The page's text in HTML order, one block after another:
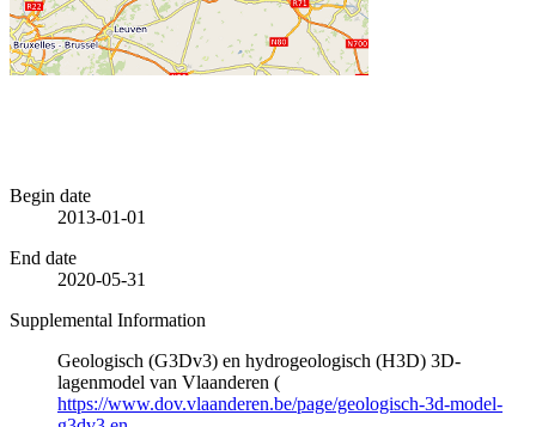
Begin date
2013-01-01
End date
2020-05-31
Supplemental Information
Geologisch (G3Dv3) en hydrogeologisch (H3D) 3D-
lagenmodel van Vlaanderen (
https://www.dov.vlaanderen.be/page/geologisch-3d-model-